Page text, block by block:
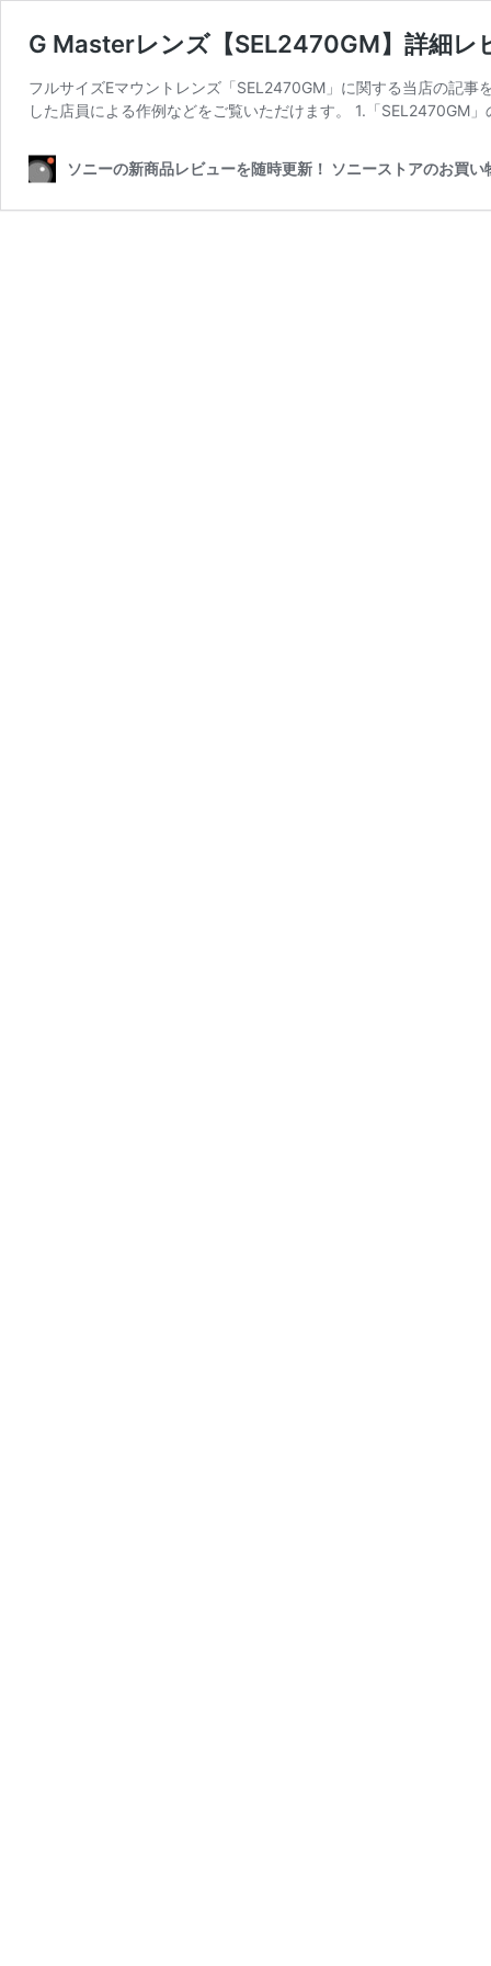
G Masterレンズ【SEL2470GM】詳細レ
フルサイズEマウントレンズ「SEL2470GM」に関する当店の記
した店員による作例などをご覧いただけます。 1.「SEL2470GM
ソニーの新商品レビューを随時更新！ ソニーストアのお買